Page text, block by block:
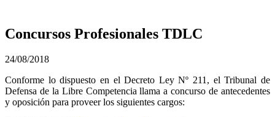
Concursos Profesionales TDLC
24/08/2018
Conforme lo dispuesto en el Decreto Ley Nº 211, el Tribunal de
Defensa de la Libre Competencia llama a concurso de antecedentes
y oposición para proveer los siguientes cargos: